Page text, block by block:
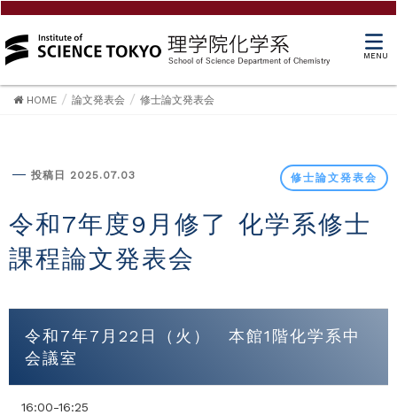
MENU
HOME 論文発表会 修士論文発表会
投稿日 2025.07.03 修士論文発表会
令和7年度9月修了 化学系修士
課程論文発表会
令和7年7月22日（火） 本館1階化学系中
会議室
16:00-16:25